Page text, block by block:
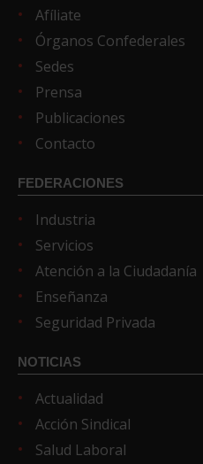
Afíliate
Órganos Confederales
Sedes
Prensa
Publicaciones
Contacto
FEDERACIONES
Industria
Servicios
Atención a la Ciudadanía
Enseñanza
Seguridad Privada
NOTICIAS
Actualidad
Acción Sindical
Salud Laboral